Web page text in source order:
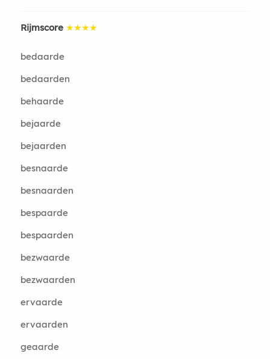
Rijmscore ★★★★
bedaarde
bedaarden
behaarde
bejaarde
bejaarden
besnaarde
besnaarden
bespaarde
bespaarden
bezwaarde
bezwaarden
ervaarde
ervaarden
geaarde